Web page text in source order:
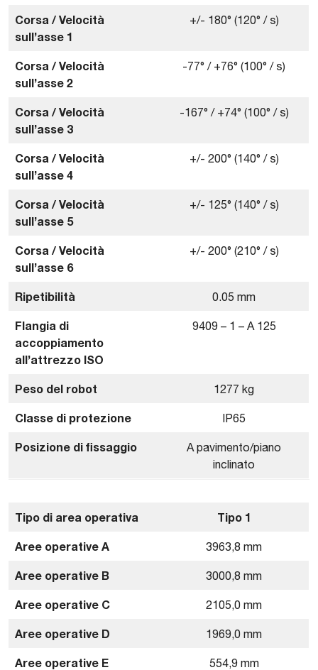
Corsa / Velocità
sull’asse 1
+/- 180° (120° / s)
Corsa / Velocità
sull’asse 2
-77° / +76° (100° / s)
Corsa / Velocità
sull’asse 3
-167° / +74° (100° / s)
Corsa / Velocità
sull’asse 4
+/- 200° (140° / s)
Corsa / Velocità
sull’asse 5
+/- 125° (140° / s)
Corsa / Velocità
sull’asse 6
+/- 200° (210° / s)
Ripetibilità 0.05 mm
Flangia di
accoppiamento
all’attrezzo ISO
9409 – 1 – A 125
Peso del robot 1277 kg
Classe di protezione IP65
Posizione di fissaggio
A pavimento/piano
inclinato
Tipo di area operativa Tipo 1
Aree operative A 3963,8 mm
Aree operative B 3000,8 mm
Aree operative C 2105,0 mm
Aree operative D 1969,0 mm
Aree operative E 554,9 mm